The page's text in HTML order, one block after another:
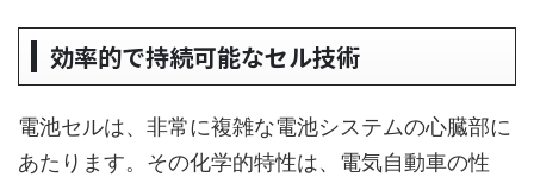
効率的で持続可能なセル技術
電池セルは、非常に複雑な電池システムの心臓部に
あたります。その化学的特性は、電気自動車の性